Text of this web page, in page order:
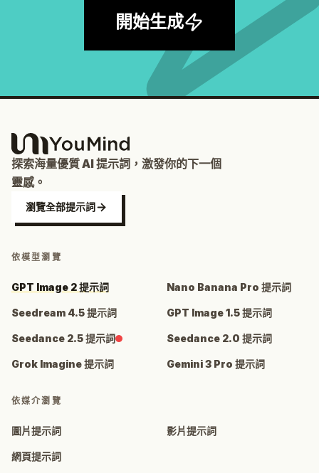
開始生成
探索海量優質 AI 提示詞，激發你的下一個
靈感。
瀏覽全部提示詞
依模型瀏覽
GPT Image 2 提示詞 Nano Banana Pro 提示詞
Seedream 4.5 提示詞 GPT Image 1.5 提示詞
Seedance 2.5 提示詞 Seedance 2.0 提示詞
Grok Imagine 提示詞 Gemini 3 Pro 提示詞
依媒介瀏覽
圖片提示詞 影片提示詞
網頁提示詞